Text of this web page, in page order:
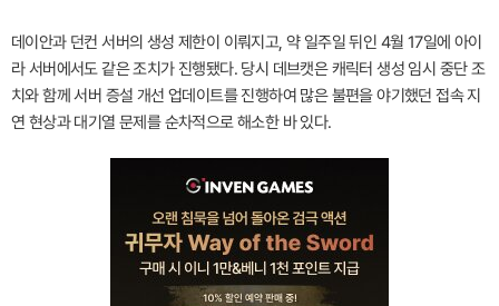
데이안과 던컨 서버의 생성 제한이 이뤄지고, 약 일주일 뒤인 4월 17일에 아이
라 서버에서도 같은 조치가 진행됐다. 당시 데브캣은 캐릭터 생성 임시 중단 조
치와 함께 서버 증설 개선 업데이트를 진행하여 많은 불편을 야기했던 접속 지
연 현상과 대기열 문제를 순차적으로 해소한 바 있다.